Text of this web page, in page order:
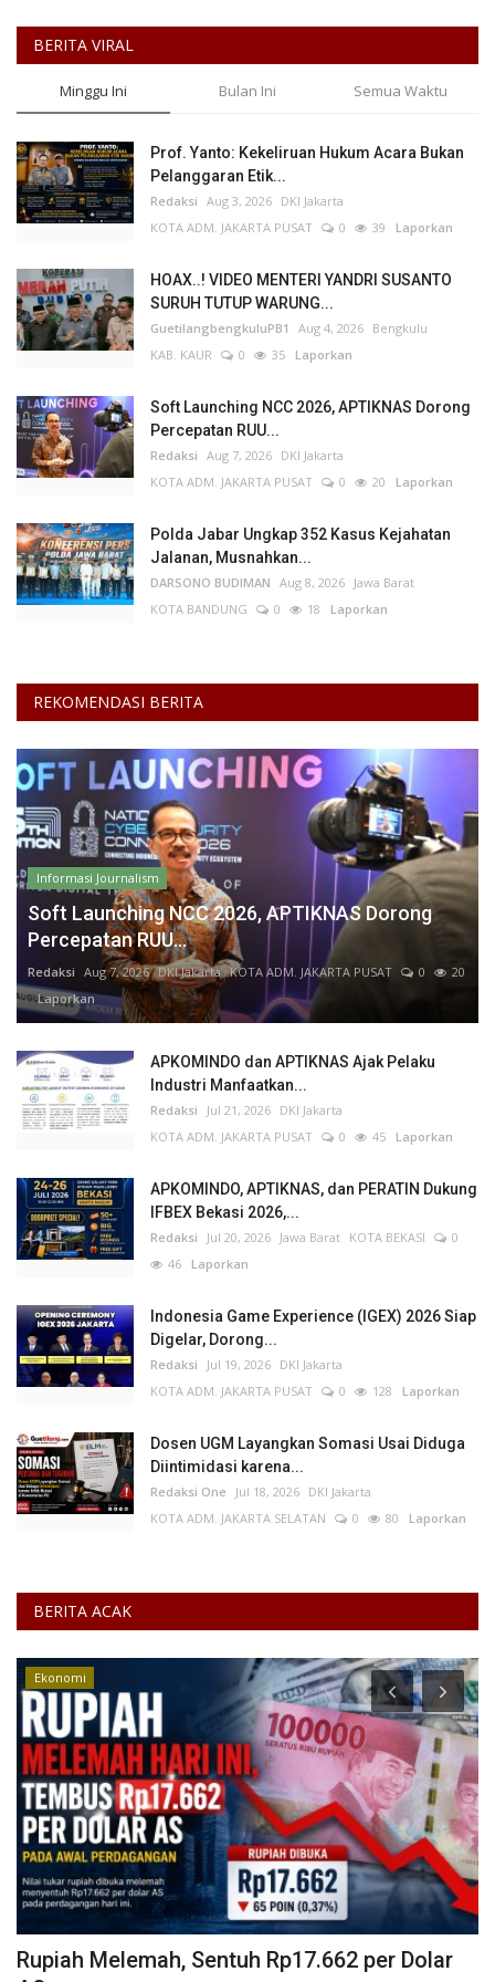
BERITA VIRAL
Minggu Ini Bulan Ini Semua Waktu
Prof. Yanto: Kekeliruan Hukum Acara Bukan
Pelanggaran Etik...
Redaksi Aug 3, 2026 DKI Jakarta
KOTA ADM. JAKARTA PUSAT
0 39 Laporkan
HOAX..! VIDEO MENTERI YANDRI SUSANTO
SURUH TUTUP WARUNG...
GuetilangbengkuluPB1 Aug 4, 2026 Bengkulu
KAB. KAUR
0 35 Laporkan
Soft Launching NCC 2026, APTIKNAS Dorong
Percepatan RUU...
Redaksi Aug 7, 2026 DKI Jakarta
KOTA ADM. JAKARTA PUSAT
0 20 Laporkan
Polda Jabar Ungkap 352 Kasus Kejahatan
Jalanan, Musnahkan...
DARSONO BUDIMAN Aug 8, 2026 Jawa Barat
KOTA BANDUNG
0 18 Laporkan
REKOMENDASI BERITA
Informasi Journalism
Soft Launching NCC 2026, APTIKNAS Dorong
Percepatan RUU...
Redaksi Aug 7, 2026 DKI Jakarta KOTA ADM. JAKARTA PUSAT 0
20
Laporkan
APKOMINDO dan APTIKNAS Ajak Pelaku
Industri Manfaatkan...
Redaksi Jul 21, 2026 DKI Jakarta
KOTA ADM. JAKARTA PUSAT
0 45 Laporkan
APKOMINDO, APTIKNAS, dan PERATIN Dukung
IFBEX Bekasi 2026,...
Redaksi Jul 20, 2026 Jawa Barat KOTA BEKASI
0
46 Laporkan
Indonesia Game Experience (IGEX) 2026 Siap
Digelar, Dorong...
Redaksi Jul 19, 2026 DKI Jakarta
KOTA ADM. JAKARTA PUSAT
0 128 Laporkan
Dosen UGM Layangkan Somasi Usai Diduga
Diintimidasi karena...
Redaksi One Jul 18, 2026 DKI Jakarta
KOTA ADM. JAKARTA SELATAN
0 80 Laporkan
BERITA ACAK
Ekonomi
Rupiah Melemah, Sentuh Rp17.662 per Dolar